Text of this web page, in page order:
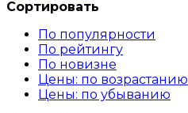
Сортировать
По популярности
По рейтингу
По новизне
Цены: по возрастанию
Цены: по убыванию